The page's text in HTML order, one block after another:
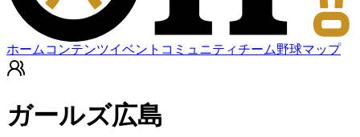
ホーム コンテンツイベント コミュニティチーム野球マップ
ガールズ広島